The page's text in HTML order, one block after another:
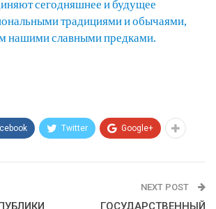
сегодняшнее и будущее
традициями и обычаями,
нашими славными предками.
Twitter Google+
NEXT POST
ГОСУДАРСТВЕННЫЙ